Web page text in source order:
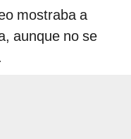
mostraba a
aunque no se